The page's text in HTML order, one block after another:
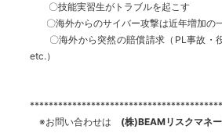
〇技能実習生がトラブルを起こす
〇海外からのサイバー攻撃は近年増加の一
〇海外から突然の賠償請求（PL事故・
etc.）
※お問い合わせは (株)BEAMリスクマネ